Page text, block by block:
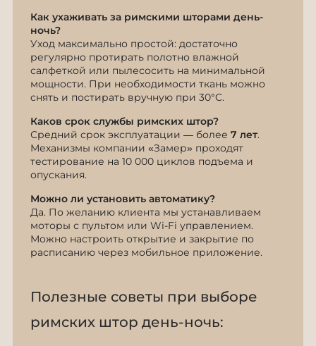
Как ухаживать за римскими шторами день-
ночь?
Уход максимально простой: достаточно
регулярно протирать полотно влажной
салфеткой или пылесосить на минимальной
мощности. При необходимости ткань можно
снять и постирать вручную при 30°C.
Каков срок службы римских штор?
Средний срок эксплуатации — более 7 лет.
Механизмы компании «Замер» проходят
тестирование на 10 000 циклов подъема и
опускания.
Можно ли установить автоматику?
Да. По желанию клиента мы устанавливаем
моторы с пультом или Wi-Fi управлением.
Можно настроить открытие и закрытие по
расписанию через мобильное приложение.
Полезные советы при выборе
римских штор день-ночь: